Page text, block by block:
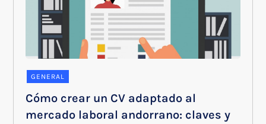
GENERAL
Cómo crear un CV adaptado al
mercado laboral andorrano: claves y